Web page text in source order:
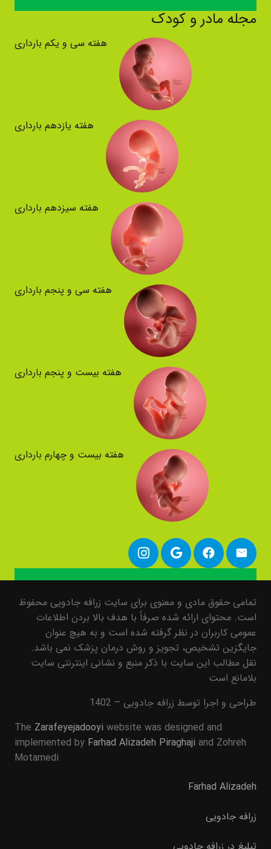
مجله مادر و کودک
هفته سی و یکم بارداری
هفته یازدهم بارداری
هفته سیزدهم بارداری
هفته سی و پنجم بارداری
هفته بیست و پنجم بارداری
هفته بیست و چهارم بارداری
تمامی حقوق مادی و معنوی برای سایت زرافه جادویی محفوظ
است. محتوای ارائه شده صرفاً با هدف بالا بردن اطلاعات
عمومی کاربران در نظر گرفته شده است و به هیچ عنوان
جایگزین تشخیص، تجویز و روش درمان پزشک نمی باشد.
نقل مطالب این سایت با ذکر منبع و نشانی اینترنتی سایت
بلامانع است
طراحی و اجرا توسط زرافه جادویی – 1402
The Zarafeyejadooyi website was designed and
implemented by Farhad Alizadeh Piraghaji and Zohreh
Motamedi
Farhad Alizadeh
زرافه جادویی